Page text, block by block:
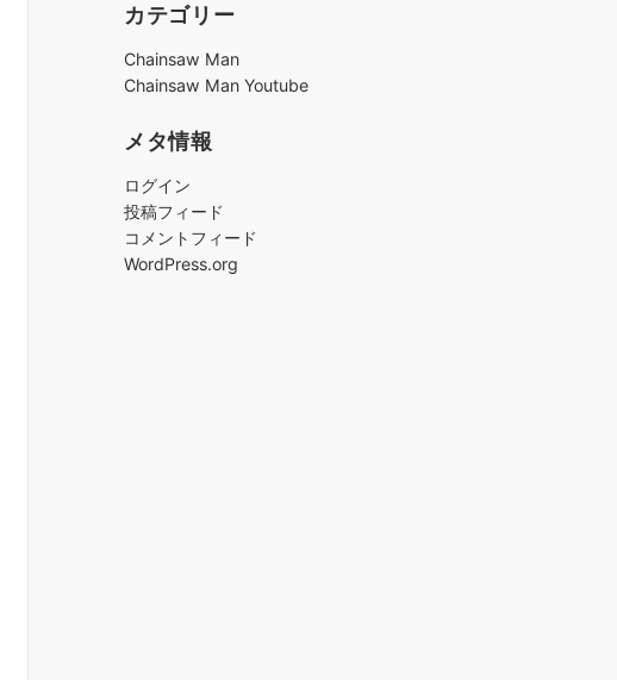
イ
カテゴリー
Chainsaw Man
Chainsaw Man Youtube
メタ情報
ログイン
投稿フィード
コメントフィード
WordPress.org